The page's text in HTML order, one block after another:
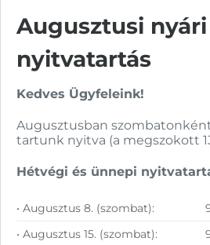
FELIRATKOZOM
Vásárolj
Garanciavállalás
Augusztusi
nyitvatartás
Kedves Ügyfeleink!
Augusztusban
tartunk nyitva (a megszokott
Hétvégi és ünnepi
• Augusztus 8. (szombat):
• Augusztus 15. (szombat):